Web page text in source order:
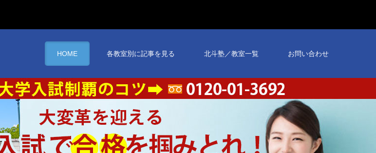
HOME 各教室別に記事を見る 北斗塾／教室一覧 お問い合わせ